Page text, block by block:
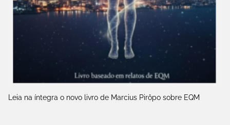
Leia na íntegra o novo livro de Marcius Pirôpo sobre EQM